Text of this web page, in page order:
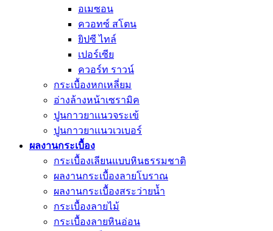
อเมซอน
ควอทซ์ สโตน
ยิปซี ไทล์
เปอร์เซีย
ควอร์ท ราวน์
กระเบื้องหกเหลี่ยม
อ่างล้างหน้าเซรามิค
ปูนกาวยาเเนวจระเข้
ปูนกาวยาเเนวเวเบอร์
ผลงานกระเบื้อง
กระเบื้องเลียนแบบหินธรรมชาติ
ผลงานกระเบื้องลายโบราณ
ผลงานกระเบื้องสระว่ายนํ้า
กระเบื้องลายไม้
กระเบื้องลายหินอ่อน